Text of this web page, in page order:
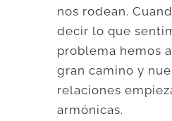
nos rodean.
decir lo que
problema hemos
gran camino y
relaciones
armónicas.